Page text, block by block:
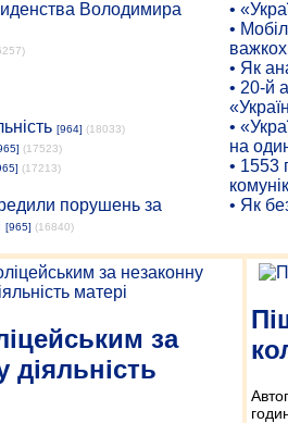
Володимира
[964] (18033)
(17523)
(17213)
порушень за
[965] (16840)
•
•
• Як
• 20-й
•
на
• 1553
• Як
за
діяльність